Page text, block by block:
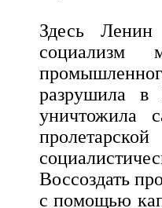
Здесь
социализм
разрушила в
уничтожила
Воссоздать
с помощью